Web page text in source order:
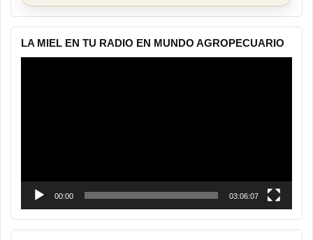
LA MIEL EN TU RADIO EN MUNDO AGROPECUARIO
00:00 03:06:07